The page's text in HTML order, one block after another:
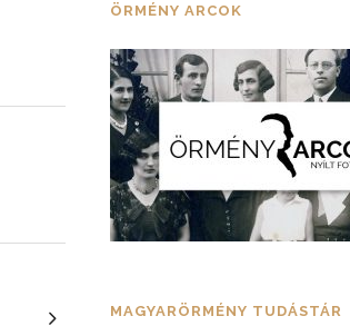
ÖRMÉNY ARCOK
MAGYARÖRMÉNY TUDÁSTÁR